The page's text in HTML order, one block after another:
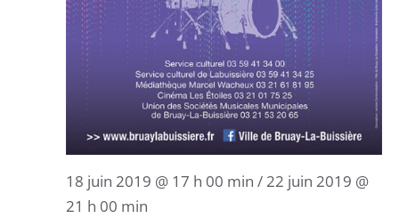
18 juin 2019 @ 17 h 00 min /22 juin 2019 @
21 h 00 min